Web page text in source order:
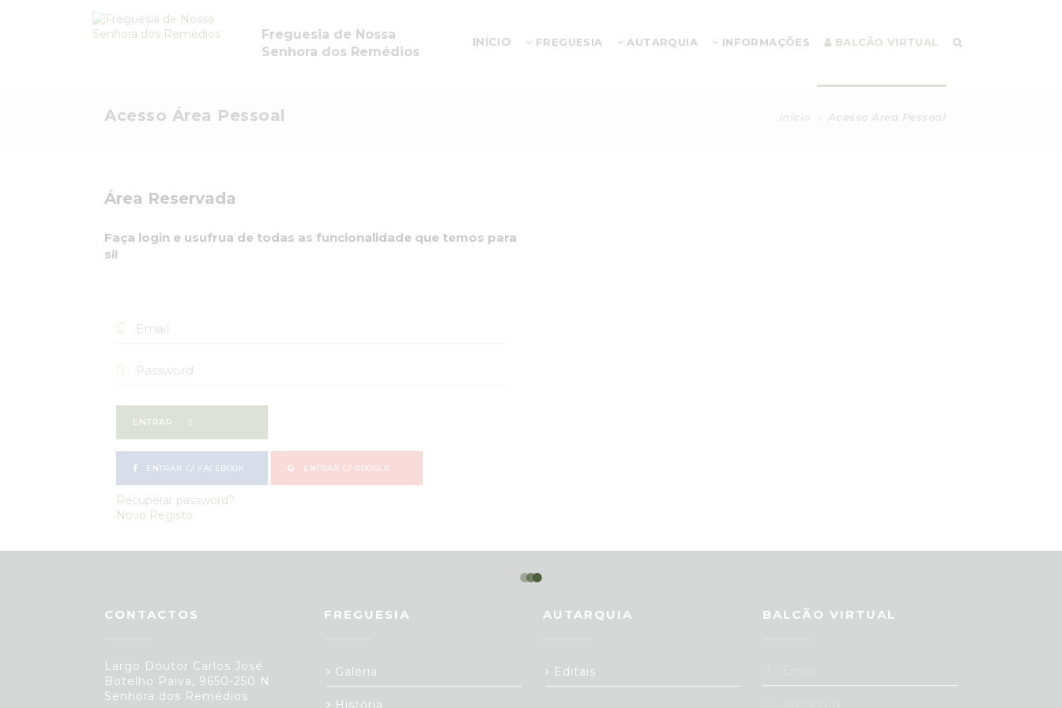
Freguesia de Nossa
Senhora dos Remédios
INÍCIO FREGUESIA AUTARQUIA INFORMAÇÕES BALCÃO VIRTUAL
Acesso Área Pessoal Acesso Área Pessoal
Área Reservada
Faça login e usufrua de todas as funcionalidade que temos para
si!
ENTRAR
ENTRAR C/ FACEBOOK ENTRAR C/ GOOGLE
Recuperar password?
Novo Registo
CONTACTOS
Largo Doutor Carlos José
Botelho Paiva, 9650-250 N
Senhora dos Remédios
FREGUESIA
Galeria
História
AUTARQUIA
Editais
BALCÃO VIRTUAL